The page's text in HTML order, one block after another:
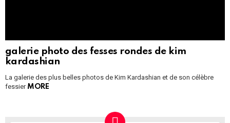
galerie photo des fesses rondes de kim
kardashian
La galerie des plus belles photos de Kim Kardashian et de son célèbre
fessier MORE